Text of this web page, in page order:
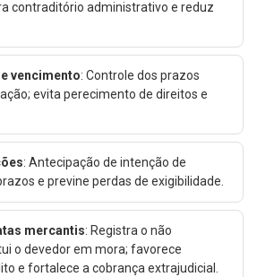
contraditório administrativo e reduz
vencimento: Controle dos prazos
evita perecimento de direitos e
: Antecipação de intenção de
e previne perdas de exigibilidade.
mercantis: Registra o não
o devedor em mora; favorece
e fortalece a cobrança extrajudicial.